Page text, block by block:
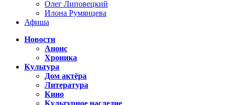
Олег Липовецкий
Илона Румянцева
Афиша
Новости
Анонс
Хроника
Культура
Дом актёра
Литература
Кино